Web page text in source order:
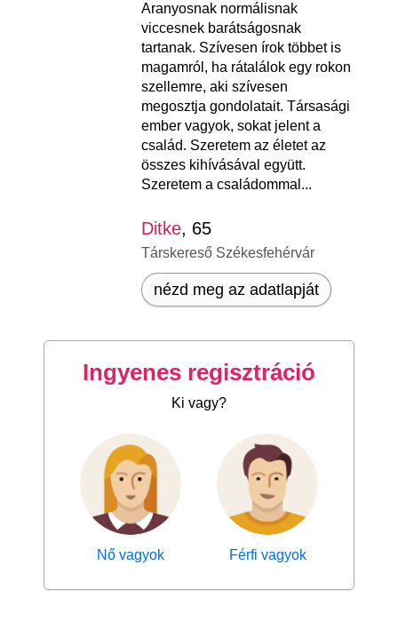
Aranyosnak normálisnak
viccesnek barátságosnak
tartanak. Szívesen írok többet is
magamról, ha rátalálok egy rokon
szellemre, aki szívesen
megosztja gondolatait. Társasági
ember vagyok, sokat jelent a
család. Szeretem az életet az
összes kihívásával együtt.
Szeretem a családommal...
Ditke, 65
Társkereső Székesfehérvár
nézd meg az adatlapját
Ingyenes regisztráció
Ki vagy?
Nő vagyok Férfi vagyok